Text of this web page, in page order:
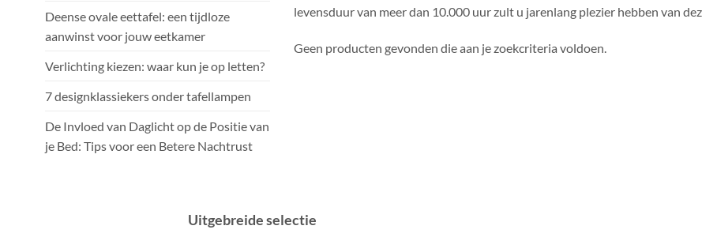
Deense ovale eettafel: een tijdloze
aanwinst voor jouw eetkamer
Verlichting kiezen: waar kun je op letten?
7 designklassiekers onder tafellampen
De Invloed van Daglicht op de Positie van
je Bed: Tips voor een Betere Nachtrust
levensduur van meer dan 10.000 uur zult u jarenlang plezier hebben van
Geen producten gevonden die aan je zoekcriteria voldoen.
Uitgebreide selectie